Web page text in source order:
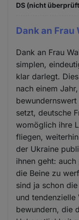
DS (nicht
Dank an Frau
Dank an Frau
simplen,
klar darlegt.
nach einem
setzt, deutsche
womöglich ihre
fliegen,
der Ukraine
ihnen geht:
die Beine zu
sind ja schon
und tendenzielle
bewundern, die